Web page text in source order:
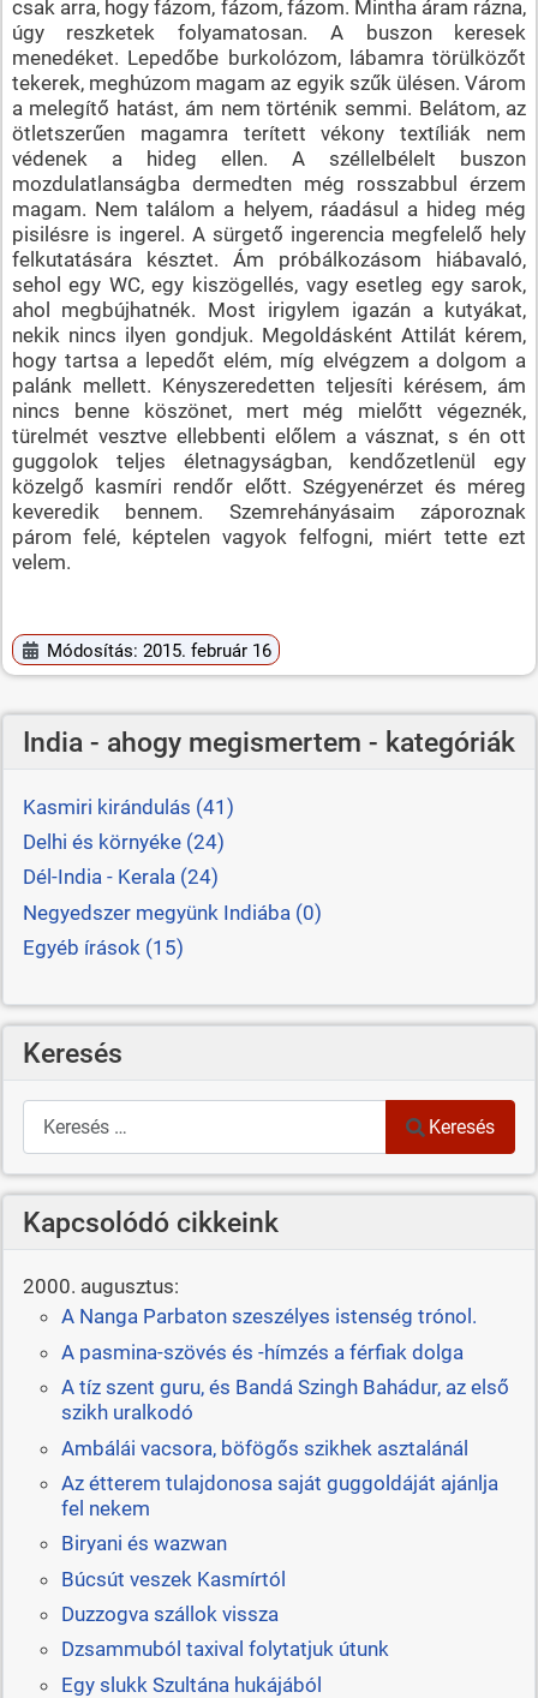
csak arra, hogy fázom, fázom, fázom. Mintha áram rázna,
úgy reszketek folyamatosan. A buszon keresek
menedéket. Lepedőbe burkolózom, lábamra törülközőt
tekerek, meghúzom magam az egyik szűk ülésen. Várom
a melegítő hatást, ám nem történik semmi. Belátom, az
ötletszerűen magamra terített vékony textíliák nem
védenek a hideg ellen. A széllelbélelt buszon
mozdulatlanságba dermedten még rosszabbul érzem
magam. Nem találom a helyem, ráadásul a hideg még
pisilésre is ingerel. A sürgető ingerencia megfelelő hely
felkutatására késztet. Ám próbálkozásom hiábavaló,
sehol egy WC, egy kiszögellés, vagy esetleg egy sarok,
ahol megbújhatnék. Most irigylem igazán a kutyákat,
nekik nincs ilyen gondjuk. Megoldásként Attilát kérem,
hogy tartsa a lepedőt elém, míg elvégzem a dolgom a
palánk mellett. Kényszeredetten teljesíti kérésem, ám
nincs benne köszönet, mert még mielőtt végeznék,
türelmét vesztve ellebbenti előlem a vásznat, s én ott
guggolok teljes életnagyságban, kendőzetlenül egy
közelgő kasmíri rendőr előtt. Szégyenérzet és méreg
keveredik bennem. Szemrehányásaim záporoznak
párom felé, képtelen vagyok felfogni, miért tette ezt
velem.
Módosítás: 2015. február 16
India - ahogy megismertem - kategóriák
Kasmiri kirándulás (41)
Delhi és környéke (24)
Dél-India - Kerala (24)
Negyedszer megyünk Indiába (0)
Egyéb írások (15)
Keresés
Keresés
Keresés
Kapcsolódó cikkeink
2000. augusztus:
A Nanga Parbaton szeszélyes istenség trónol.
A pasmina-szövés és -hímzés a férfiak dolga
A tíz szent guru, és Bandá Szingh Bahádur, az első
szikh uralkodó
Ambálái vacsora, böfögős szikhek asztalánál
Az étterem tulajdonosa saját guggoldáját ajánlja
fel nekem
Biryani és wazwan
Búcsút veszek Kasmírtól
Duzzogva szállok vissza
Dzsammuból taxival folytatjuk útunk
Egy slukk Szultána hukájából